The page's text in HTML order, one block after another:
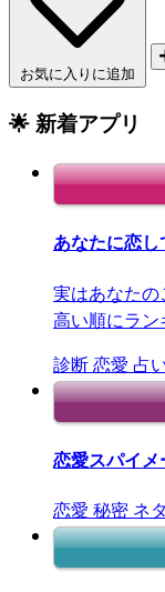
お気に入りに追加
🌟 新着アプリ
あなたに恋
実はあなた
高い順にラン
診断恋愛 占
恋愛スパイメ
恋愛 秘密 ネタ